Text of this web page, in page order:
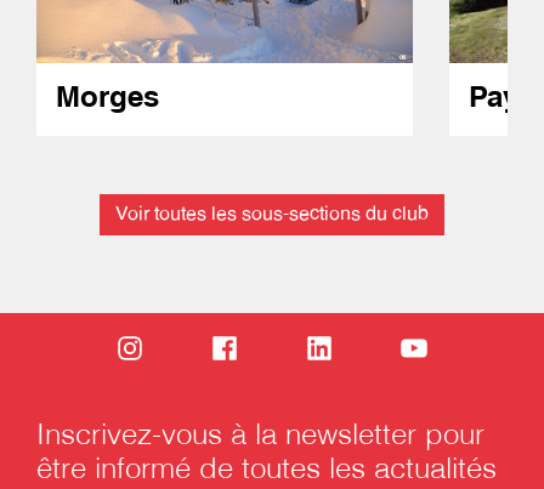
Morges
Voir toutes les sous-sections du club
Inscrivez-vous à la newsletter pour
être informé de toutes les actualités